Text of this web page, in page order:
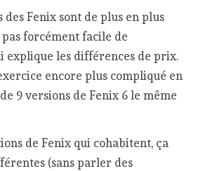
Fenix sont de plus en plus
forcément facile de
explique les différences de prix.
encore plus compliqué en
9 versions de Fenix 6 le même
de Fenix qui cohabitent, ça
(sans parler des